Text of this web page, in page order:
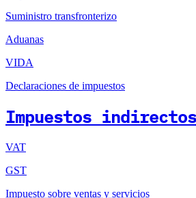
Suministro transfronterizo
Aduanas
VIDA
Declaraciones de impuestos
Impuestos indirectos
VAT
GST
Impuesto sobre ventas y servicios